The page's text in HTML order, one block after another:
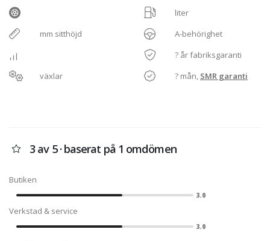
mm sitthöjd
växlar
liter
A-behörighet
? år fabriksgaranti
? mån, SMR garanti
3 av 5 · baserat på 1 omdömen
Butiken
3.0
Verkstad & service
3.0